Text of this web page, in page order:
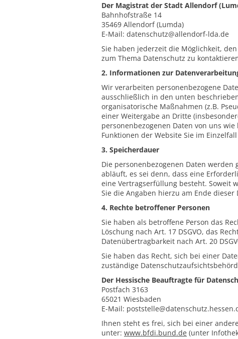
Der Magistrat der Stadt Allendorf
Bahnhofstraße 14
35469 Allendorf (Lumda)
E-Mail: datenschutz@allendorf-lda.de
Sie haben jederzeit die Möglichkeit,
zum Thema Datenschutz zu
2. Informationen zur
Wir verarbeiten personenbezogene
ausschließlich in den unten
organisatorische Maßnahmen (z.B.
einer Weitergabe an Dritte
personenbezogenen Daten von uns
Funktionen der Website Sie im
3. Speicherdauer
Die personenbezogenen Daten
abläuft, es sei denn, dass eine
eine Vertragserfüllung besteht. Soweit
Sie die Angaben hierzu am Ende
4. Rechte betroffener Personen
Sie haben als betroffene Person das
Löschung nach Art. 17 DSGVO, das
Datenübertragbarkeit nach Art. 20
Sie haben das Recht, sich bei einer
zuständige
Der Hessische Beauftragte für
Postfach 3163
65021 Wiesbaden
E-Mail:
Ihnen steht es frei, sich bei einer
unter: www.bfdi.bund.de (unter